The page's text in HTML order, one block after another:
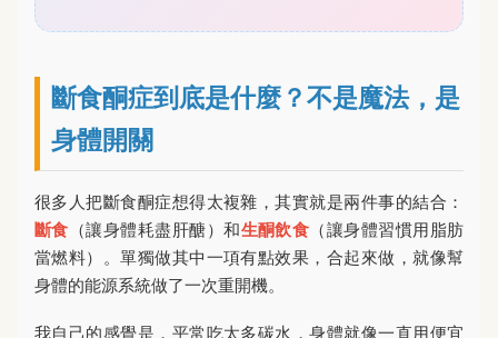
斷食酮症到底是什麼？不是魔法，是
身體開關
很多人把斷食酮症想得太複雜，其實就是兩件事的結合：
斷食 （讓身體耗盡肝醣）和生酮飲食 （讓身體習慣用脂肪
當燃料）。單獨做其中一項有點效果，合起來做，就像幫
身體的能源系統做了一次重開機。
我自己的感覺是，平常吃太多碳水，身體就像一直用便宜